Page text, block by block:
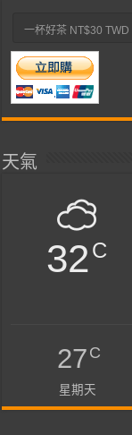
天氣
32C
27C
星期天